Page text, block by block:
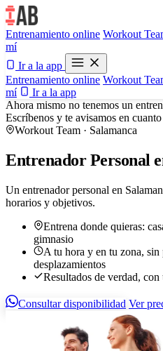
Entrenamiento online Workout
mí
Ir a la app
Entrenamiento online Workout
mí
Ir a la app
Ahora mismo no tenemos un
Escríbenos y te avisamos en
Workout Team · Salamanca
Entrenador Personal
Un entrenador personal en
horarios y objetivos.
Entrena donde quieras:
gimnasio
A tu hora y en tu zona, sin
desplazamientos
Resultados de verdad,
Consultar disponibilidad Ver